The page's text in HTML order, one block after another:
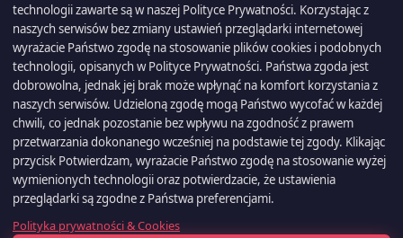
PRODUKTY 
NASZA FIRMA 
REGULAMINY 
INFORMACJA O SKLEPIE
TWOJE KONTO 
technologii zawarte są w naszej Polityce Prywatności. Korzystając z
naszych serwisów bez zmiany ustawień przeglądarki internetowej
wyrażacie Państwo zgodę na stosowanie plików cookies i podobnych
technologii, opisanych w Polityce Prywatności. Państwa zgoda jest
dobrowolna, jednak jej brak może wpłynąć na komfort korzystania z
naszych serwisów. Udzieloną zgodę mogą Państwo wycofać w każdej
chwili, co jednak pozostanie bez wpływu na zgodność z prawem
przetwarzania dokonanego wcześniej na podstawie tej zgody. Klikając
przycisk Potwierdzam, wyrażacie Państwo zgodę na stosowanie wyżej
wymienionych technologii oraz potwierdzacie, że ustawienia
przeglądarki są zgodne z Państwa preferencjami.
Polityka prywatności & Cookies